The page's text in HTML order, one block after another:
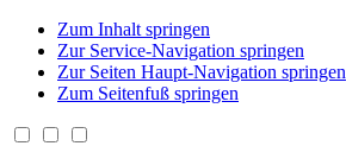
Zum Inhalt springen
Zur Service-Navigation springen
Zur Seiten Haupt-Navigation springen
Zum Seitenfuß springen